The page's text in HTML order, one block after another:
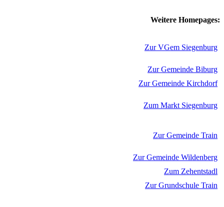
Weitere Homepages:
Zur VGem Siegenburg
Zur Gemeinde Biburg
Zur Gemeinde Kirchdorf
Zum Markt Siegenburg
Zur Gemeinde Train
Zur Gemeinde Wildenberg
Zum Zehentstadl
Zur Grundschule Train